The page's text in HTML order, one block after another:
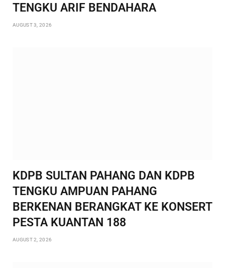
TENGKU ARIF BENDAHARA
AUGUST 3, 2026
KDPB SULTAN PAHANG DAN KDPB
TENGKU AMPUAN PAHANG
BERKENAN BERANGKAT KE KONSERT
PESTA KUANTAN 188
AUGUST 2, 2026